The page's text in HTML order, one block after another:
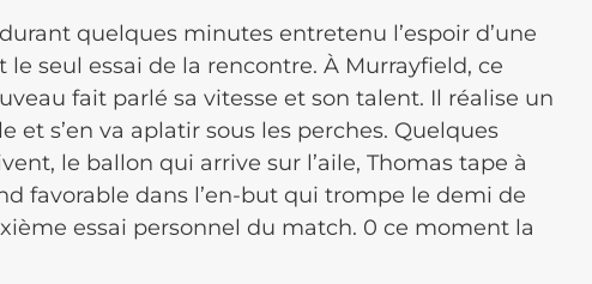
quelques minutes entretenu l’espoir d’une
le seul essai de la rencontre. À Murrayfield, ce
fait parlé sa vitesse et son talent. Il réalise un
et s’en va aplatir sous les perches. Quelques
le ballon qui arrive sur l’aile, Thomas tape à
favorable dans l’en-but qui trompe le demi de
essai personnel du match. 0 ce moment la